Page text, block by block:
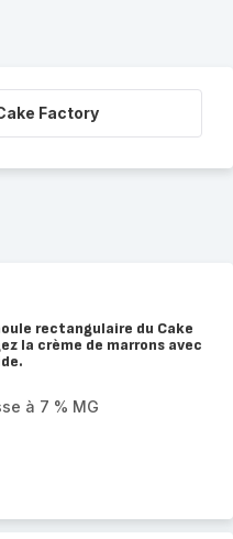
Factory
rectangulaire du Cake
la crème de marrons avec
à 7 % MG